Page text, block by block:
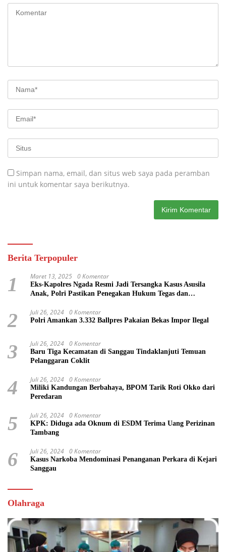
Simpan nama, email, dan situs web saya pada peramban
ini untuk komentar saya berikutnya.
Berita Terpopuler
1 Maret 13, 2025 0 Komentar
Eks-Kapolres Ngada Resmi Jadi Tersangka Kasus Asusila
Anak, Polri Pastikan Penegakan Hukum Tegas dan
2 Juli 26, 2024 0 Komentar
Polri Amankan 3.332 Ballpres Pakaian Bekas Impor Ilegal
3 Juli 26, 2024 0 Komentar
Baru Tiga Kecamatan di Sanggau Tindaklanjuti Temuan
Pelanggaran Coklit
4 Juli 26, 2024 0 Komentar
Miliki Kandungan Berbahaya, BPOM Tarik Roti Okko dari
Peredaran
5 Juli 26, 2024 0 Komentar
KPK: Diduga ada Oknum di ESDM Terima Uang Perizinan
Tambang
6 Juli 26, 2024 0 Komentar
Kasus Narkoba Mendominasi Penanganan Perkara di Kejari
Sanggau
Olahraga